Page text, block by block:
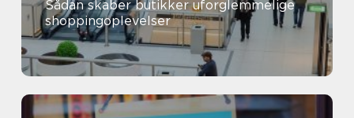
Sådan skaber butikker uforglemmelige
shoppingoplevelser